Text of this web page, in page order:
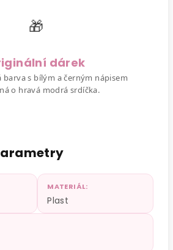
🎁
dárek
barva s bílým a černým nápisem
o hravá modrá srdíčka.
MATERIÁL:
Plast